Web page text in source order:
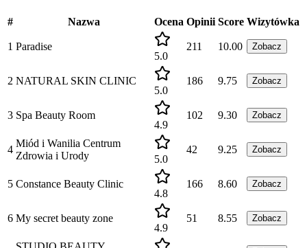
# Nazwa Ocena Opinii Score Wizytówka
1 Paradise
5.0
211 10.00 Zobacz
2 NATURAL SKIN CLINIC
5.0
186 9.75 Zobacz
3 Spa Beauty Room
4.9
102 9.30 Zobacz
4
Miód i Wanilia Centrum
Zdrowia i Urody
5.0
42 9.25 Zobacz
5 Constance Beauty Clinic
4.8
166 8.60 Zobacz
6 My secret beauty zone
4.9
51 8.55 Zobacz